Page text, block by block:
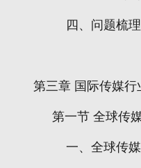
四、问题梳
第三章 国际传媒
第一节 全球传
一、全球传